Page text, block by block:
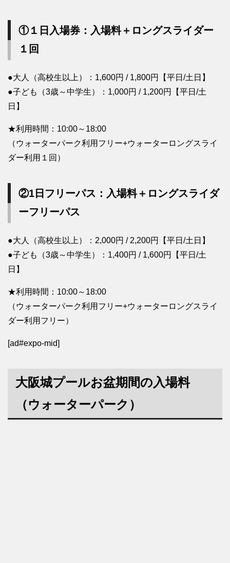
①１日入場券：入場料＋ロングスライダー
１回
●大人（高校生以上）：1,600円 / 1,800円【平日/土日】
●子ども（3歳～中学生）：1,000円 / 1,200円【平日/土
日】
★利用時間：10:00～18:00
（ウォーターパーク利用フリー+ウォーターロングスライ
ダー利用１回）
②1日フリーパス：入場料＋ロングスライダ
ーフリーパス
●大人（高校生以上）：2,000円 / 2,200円【平日/土日】
●子ども（3歳～中学生）：1,400円 / 1,600円【平日/土
日】
★利用時間：10:00～18:00
（ウォーターパーク利用フリー+ウォーターロングスライ
ダー利用フリー）
[ad#expo-mid]
大阪城プールお盆期間の入場料
（ウォーターパーク）